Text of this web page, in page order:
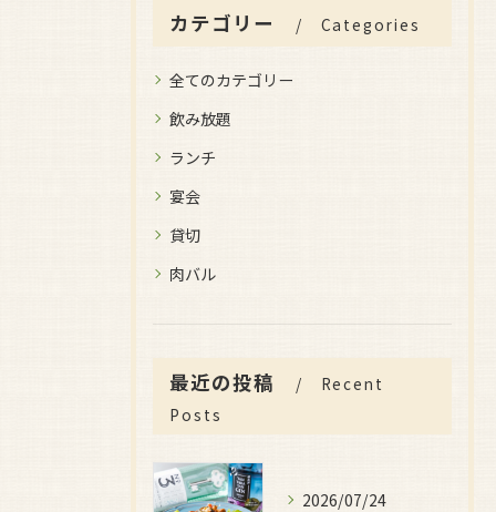
カテゴリー Categories
全てのカテゴリー
飲み放題
ランチ
宴会
貸切
肉バル
最近の投稿
Recent
Posts
2026/07/24